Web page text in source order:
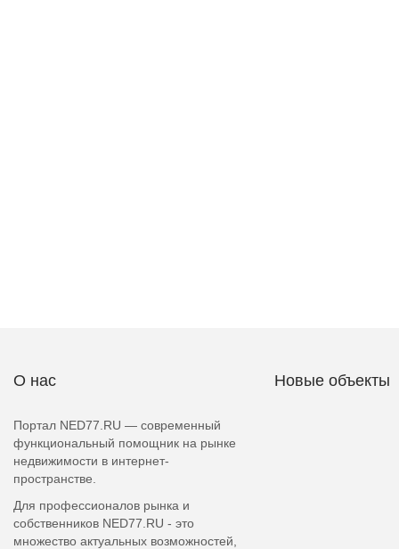
О нас
Портал NED77.RU — современный
функциональный помощник на рынке
недвижимости в интернет-
пространстве.
Для профессионалов рынка и
собственников NED77.RU - это
множество актуальных возможностей,
Новые объекты